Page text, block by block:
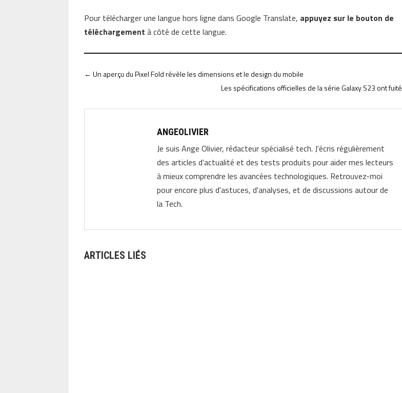
Pour télécharger une langue hors ligne dans Google Translate, appuyez sur le bouton de
téléchargement à côté de cette langue.
←Un aperçu du Pixel Fold révèle les dimensions et le design du mobile
Les spécifications officielles de la série Galaxy S23 ont fuité
ANGEOLIVIER
Je suis Ange Olivier, rédacteur spécialisé tech. J'écris régulièrement
des articles d'actualité et des tests produits pour aider mes lecteurs
à mieux comprendre les avancées technologiques. Retrouvez-moi
pour encore plus d'astuces, d'analyses, et de discussions autour de
la Tech.
ARTICLES LIÉS